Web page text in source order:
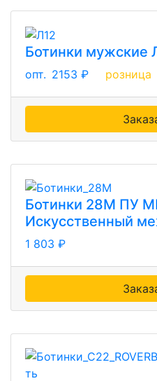
Ботинки мужские
опт. 2153 ₽ розница
Ботинки 28М ПУ
Искусственный
1 803 ₽